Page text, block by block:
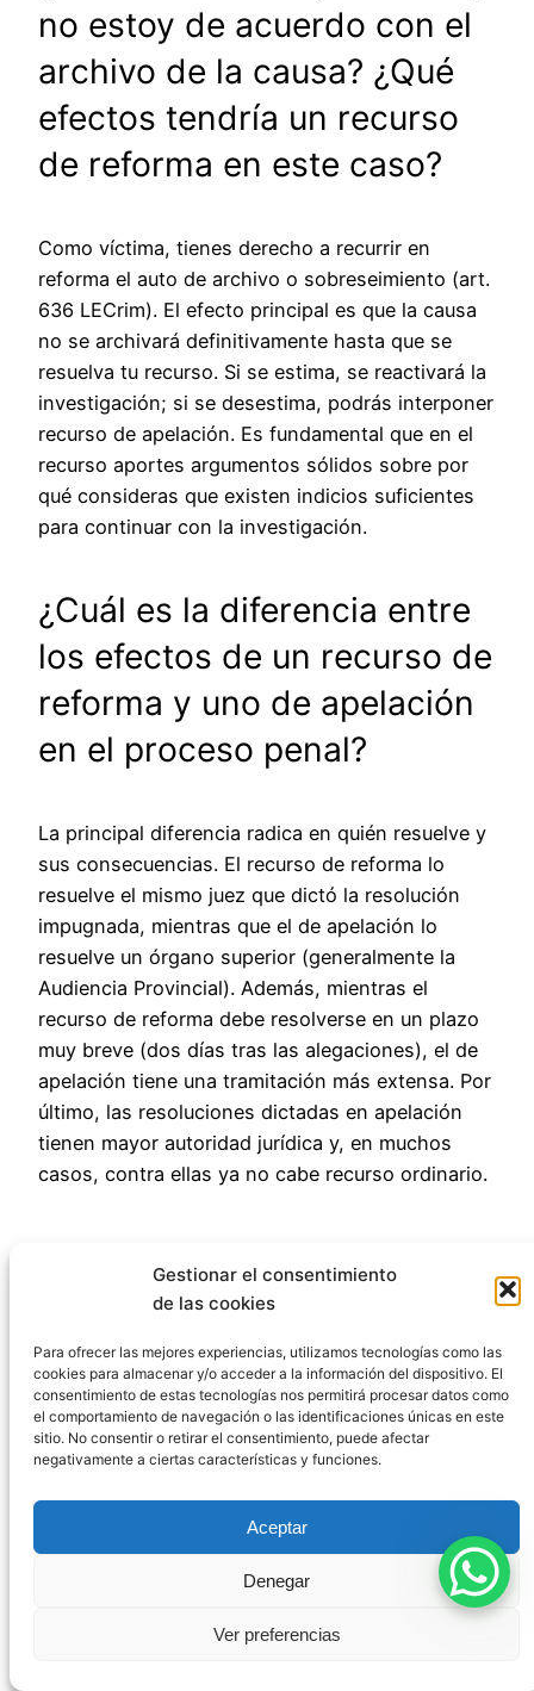
Gestionar el consentimiento
de las cookies
Para ofrecer las mejores experiencias, utilizamos tecnologías como las
cookies para almacenar y/o acceder a la información del dispositivo. El
consentimiento de estas tecnologías nos permitirá procesar datos como
el comportamiento de navegación o las identificaciones únicas en este
sitio. No consentir o retirar el consentimiento, puede afectar
negativamente a ciertas características y funciones.
Aceptar
Denegar
Ver preferencias
no estoy de acuerdo con el
archivo de la causa? ¿Qué
efectos tendría un recurso
de reforma en este caso?
Como víctima, tienes derecho a recurrir en
reforma el auto de archivo o sobreseimiento (art.
636 LECrim). El efecto principal es que la causa
no se archivará definitivamente hasta que se
resuelva tu recurso. Si se estima, se reactivará la
investigación; si se desestima, podrás interponer
recurso de apelación. Es fundamental que en el
recurso aportes argumentos sólidos sobre por
qué consideras que existen indicios suficientes
para continuar con la investigación.
¿Cuál es la diferencia entre
los efectos de un recurso de
reforma y uno de apelación
en el proceso penal?
La principal diferencia radica en quién resuelve y
sus consecuencias. El recurso de reforma lo
resuelve el mismo juez que dictó la resolución
impugnada, mientras que el de apelación lo
resuelve un órgano superior (generalmente la
Audiencia Provincial). Además, mientras el
recurso de reforma debe resolverse en un plazo
muy breve (dos días tras las alegaciones), el de
apelación tiene una tramitación más extensa. Por
último, las resoluciones dictadas en apelación
tienen mayor autoridad jurídica y, en muchos
casos, contra ellas ya no cabe recurso ordinario.
Publicado 17 de diciembre de 2025 en Uncategorized
porPablo
Comentarios